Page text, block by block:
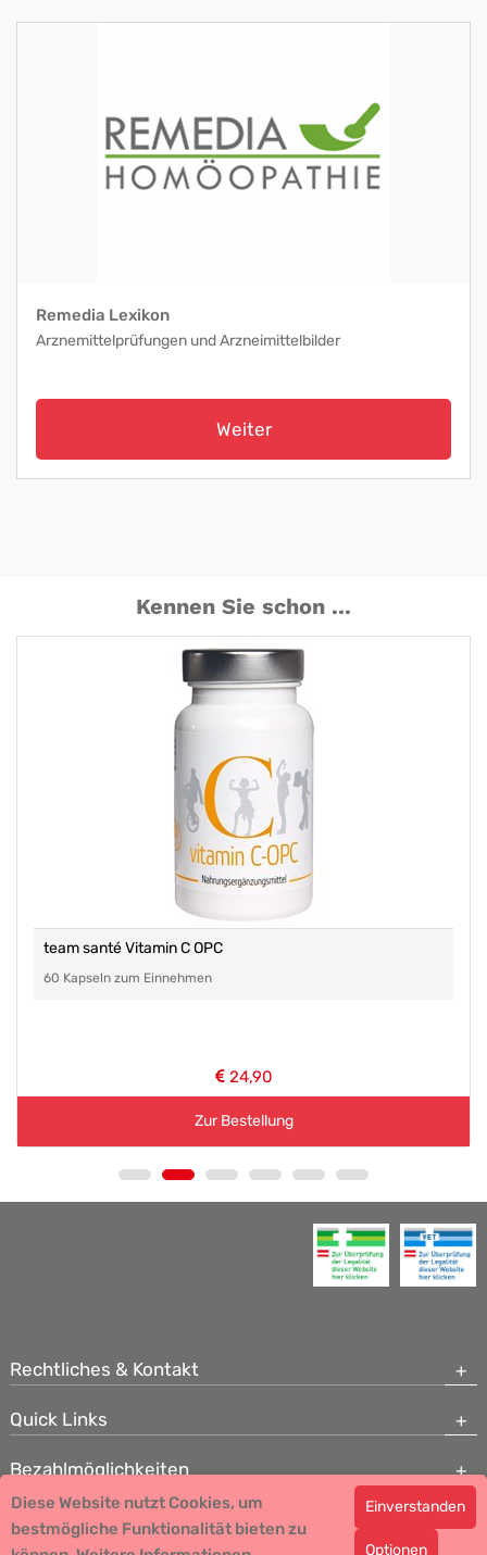
Remedia Lexikon
Arznemittelprüfungen und Arzneimittelbilder
Weiter
Kennen Sie schon ...
team santé Vitamin C OPC
60 Kapseln zum Einnehmen
24,90
Zur Bestellung
Rechtliches & Kontakt
Quick Links
Bezahlmöglichkeiten
Copyright © 2026 Team Santé Salvator Apotheke - GDP zertifiziert
Diese Website nutzt Cookies, um
bestmögliche Funktionalität bieten zu
Einverstanden
Optionen